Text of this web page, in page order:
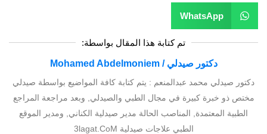
WhatsApp
تم كتابة هذا المقال بواسطة:
دكتور صيدلي / Mohamed Abdelmoniem
دكتور صيدلي محمد عبدالمنعم : يتم كتابة كافة المواضيع بواسطة صيدلي
مختص ذو خبرة كبيرة في مجال الطبي والصيدلي, وبعد مراجعة المراجع
الطبية المعتمدة, المناصب الحالة مدير صيدلية الكناني, ومدير الموقع
الطبي علاجات صيدلية 3lagat.CoM